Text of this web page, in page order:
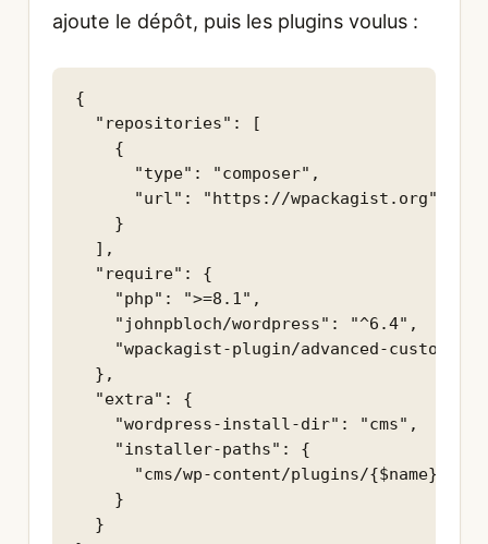
ajoute le dépôt, puis les plugins voulus :
{
  "repositories": [
    {
      "type": "composer",
      "url": "https://wpackagist.org"
    }
  ],
  "require": {
    "php": ">=8.1",
    "johnpbloch/wordpress": "^6.4",
"wpackagist-plugin/advanced-custom-
  },
  "extra": {
    "wordpress-install-dir": "cms",
    "installer-paths": {
"cms/wp-content/plugins/{$name}":
    }
  }